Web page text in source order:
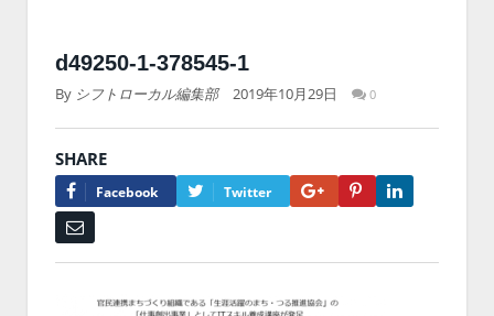
d49250-1-378545-1
By シフトローカル編集部 2019年10月29日 0
SHARE
Facebook Twitter Google+Pinterest